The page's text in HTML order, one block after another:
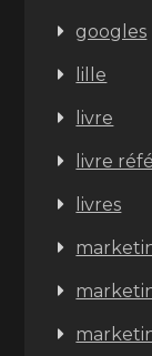
googles
lille
livre
livre
livres